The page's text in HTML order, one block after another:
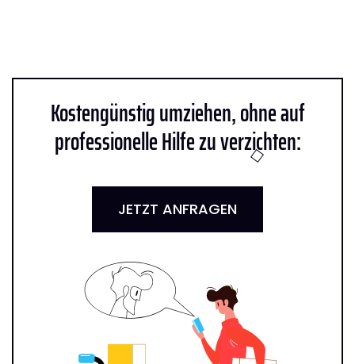
Kostengünstig umziehen, ohne auf
professionelle Hilfe zu verzichten:
JETZT ANFRAGEN